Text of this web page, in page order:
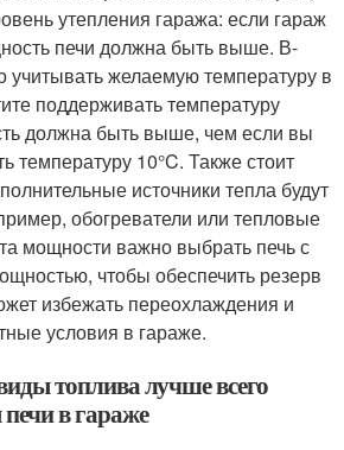
утепления гаража: если гараж
печи должна быть выше. В-
учитывать желаемую температуру в
поддерживать температуру
должна быть выше, чем если вы
температуру 10°C. Также стоит
источники тепла будут
обогреватели или тепловые
мощности важно выбрать печь с
чтобы обеспечить резерв
избежать переохлаждения и
условия в гараже.
топлива лучше всего
в гараже